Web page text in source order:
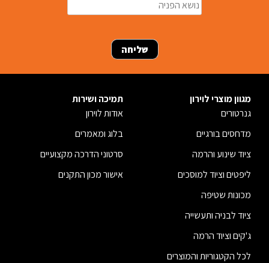
מגוון מוצרי לוירון
גנרטורים
מדחסים בורגיים
ציוד שינוע והרמה
ליפטים וציוד למוסכים
מכונות שטיפה
ציוד לבניה ותעשייה
ג'קים וציוד הרמה
לכל הקטגוריות והמוצרים
תמיכה ושירות
אודות לוירון
בלוג ומאמרים
סרטוני הדרכה מקצועיים
אישור מכון התקנים